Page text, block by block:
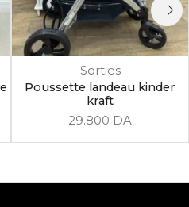
Sorties
Poussette landeau kinder
kraft
29.800 DA